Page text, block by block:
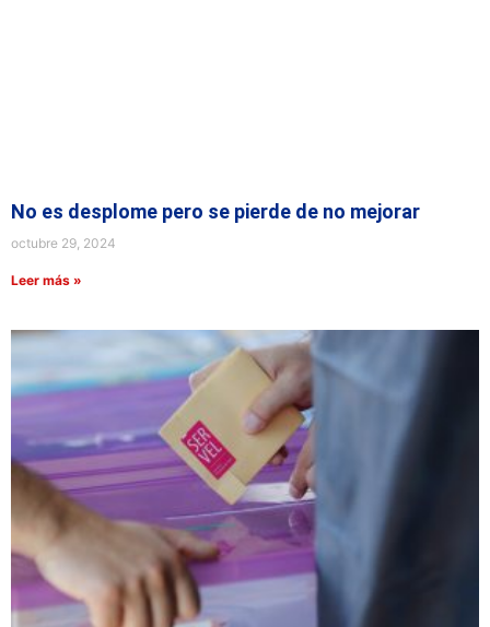
No es desplome pero se pierde de no mejorar
octubre 29, 2024
Leer más »